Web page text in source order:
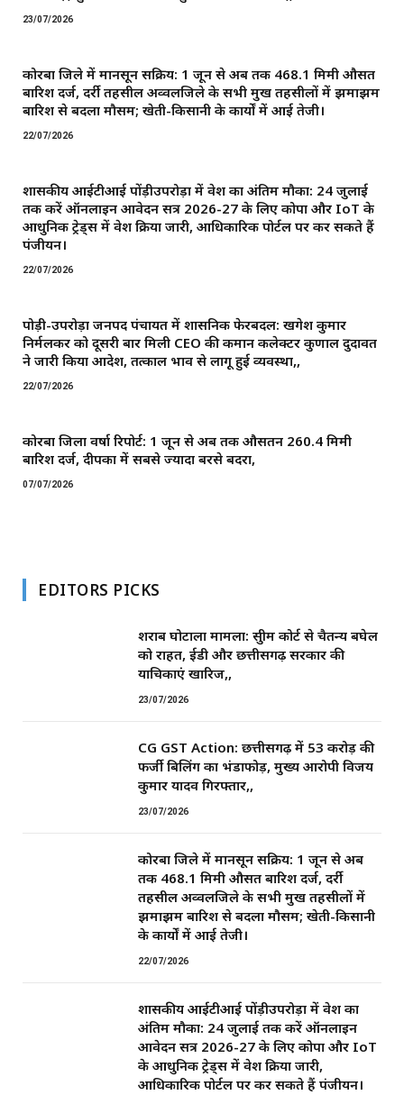
23/07/2026
कोरबा जिले में मानसून सक्रिय: 1 जून से अब तक 468.1 मिमी औसत
बारिश दर्ज, दर्री तहसील अव्वलजिले के सभी प्रमुख तहसीलों में झमाझम
बारिश से बदला मौसम; खेती-किसानी के कार्यों में आई तेजी।
22/07/2026
शासकीय आईटीआई पोंड़ीउपरोड़ा में प्रवेश का अंतिम मौका: 24 जुलाई
तक करें ऑनलाइन आवेदन सत्र 2026-27 के लिए कोपा और IoT के
आधुनिक ट्रेड्स में प्रवेश प्रक्रिया जारी, आधिकारिक पोर्टल पर कर सकते हैं
पंजीयन।
22/07/2026
पोड़ी-उपरोड़ा जनपद पंचायत में प्रशासनिक फेरबदल: खगेश कुमार
निर्मलकर को दूसरी बार मिली CEO की कमान ​कलेक्टर कुणाल दुदावत
ने जारी किया आदेश, तत्काल प्रभाव से लागू हुई व्यवस्था,,
22/07/2026
कोरबा जिला वर्षा रिपोर्ट: 1 जून से अब तक औसतन 260.4 मिमी
बारिश दर्ज, दीपका में सबसे ज्यादा बरसे बदरा,
07/07/2026
EDITORS PICKS
शराब घोटाला मामला: सुप्रीम कोर्ट से चैतन्य बघेल
को राहत, ईडी और छत्तीसगढ़ सरकार की
याचिकाएं खारिज,,
23/07/2026
CG GST Action: छत्तीसगढ़ में 53 करोड़ की
फर्जी बिलिंग का भंडाफोड़, मुख्य आरोपी विजय
कुमार यादव गिरफ्तार,,
23/07/2026
कोरबा जिले में मानसून सक्रिय: 1 जून से अब
तक 468.1 मिमी औसत बारिश दर्ज, दर्री
तहसील अव्वलजिले के सभी प्रमुख तहसीलों में
झमाझम बारिश से बदला मौसम; खेती-किसानी
के कार्यों में आई तेजी।
22/07/2026
शासकीय आईटीआई पोंड़ीउपरोड़ा में प्रवेश का
अंतिम मौका: 24 जुलाई तक करें ऑनलाइन
आवेदन सत्र 2026-27 के लिए कोपा और IoT
के आधुनिक ट्रेड्स में प्रवेश प्रक्रिया जारी,
आधिकारिक पोर्टल पर कर सकते हैं पंजीयन।